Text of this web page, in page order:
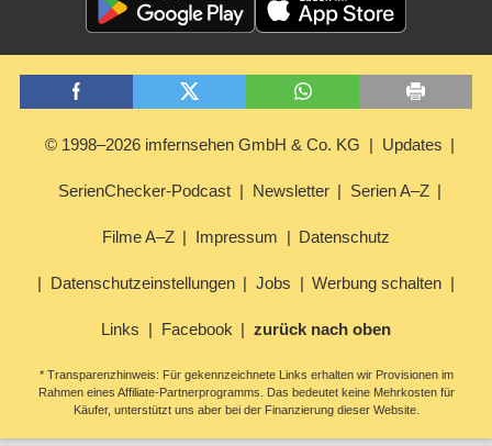
© 1998–2026 imfernsehen GmbH & Co. KG Updates
SerienChecker-Podcast Newsletter Serien A–Z
Filme A–Z Impressum Datenschutz
Datenschutzeinstellungen Jobs Werbung schalten
Links Facebook zurück nach oben
* Transparenzhinweis: Für gekennzeichnete Links erhalten wir Provisionen im
Rahmen eines Affiliate-Partnerprogramms. Das bedeutet keine Mehrkosten für
Käufer, unterstützt uns aber bei der Finanzierung dieser Website.